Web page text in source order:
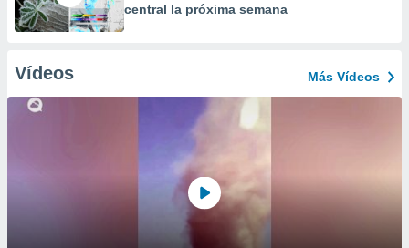
central la próxima semana
Vídeos Más Vídeos